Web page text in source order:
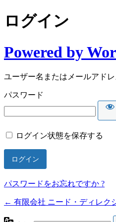
ログイン
Powered by
ユーザー名またはメールアドレ
パスワード
ログイン状態を保存する
パスワードをお忘れですか ?
← 有限会社 ニード・ディレク